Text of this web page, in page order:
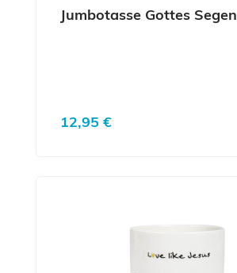
Jumbotasse Gottes Segen
Regulärer Preis:
12,95 €